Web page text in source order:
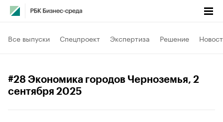
Все выпуски Спецпроект Экспертиза Решение
#28 Экономика городов Черноземья, 2
сентября 2025